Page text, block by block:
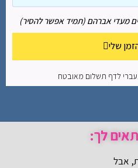
מעדי אברהם (תמיד אפשר להסיר)
שלי
לדף תשלום מאובטח
לך:
אבל